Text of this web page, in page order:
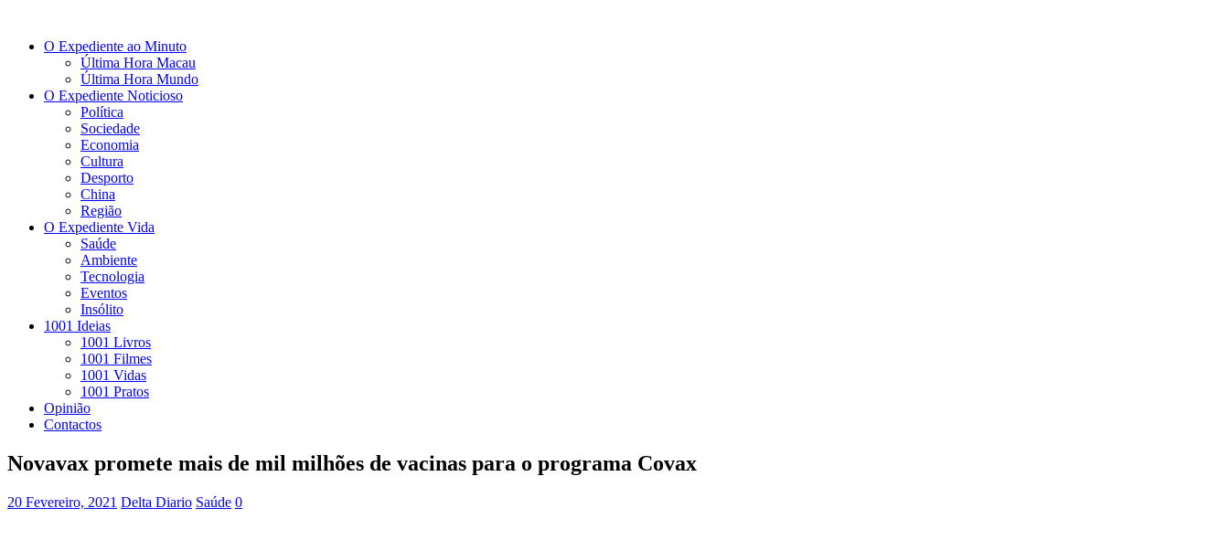
O Expediente ao Minuto
Última Hora Macau
Última Hora Mundo
O Expediente Noticioso
Política
Sociedade
Economia
Cultura
Desporto
China
Região
O Expediente Vida
Saúde
Ambiente
Tecnologia
Eventos
Insólito
1001 Ideias
1001 Livros
1001 Filmes
1001 Vidas
1001 Pratos
Opinião
Contactos
Novavax promete mais de mil milhões de vacinas para o programa Covax
20 Fevereiro, 2021 Delta Diario Saúde 0